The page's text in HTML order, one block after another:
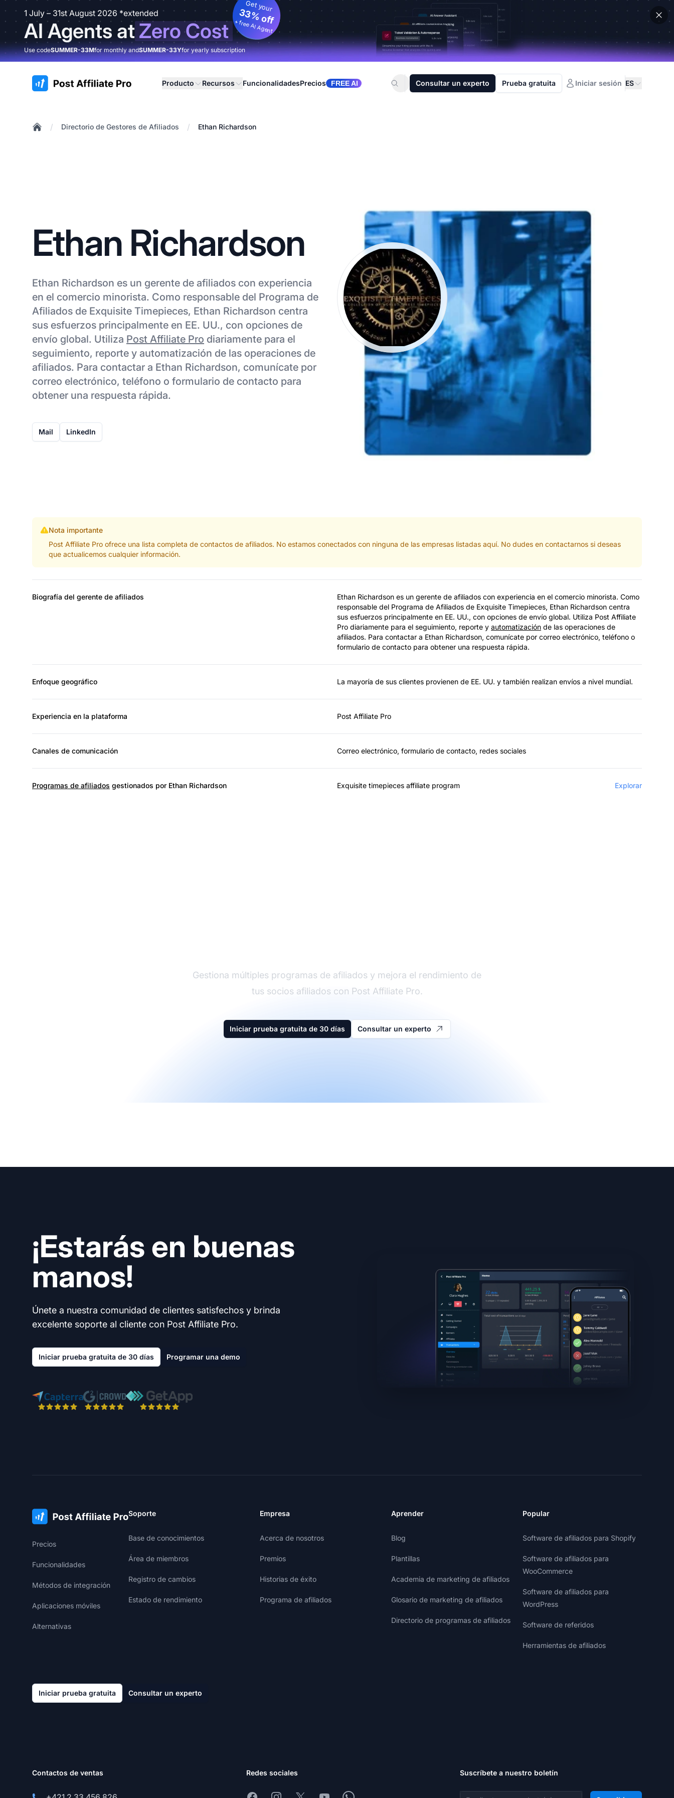
1 July – 31st August 2026 *extended
AI Agents atZero Cost
Get your
33% off
+ free AI Agent
Use codeSUMMER-33Mfor monthly andSUMMER-33Yfor yearly subscription
:site.title Producto Recursos FuncionalidadesPrecios FREE AI Consultar un experto Prueba gratuita Iniciar sesión ES
/ Directorio de Gestores de Afiliados / Ethan Richardson
Ethan Richardson
Ethan Richardson es un gerente de afiliados con experiencia
en el comercio minorista. Como responsable del Programa de
Afiliados de Exquisite Timepieces, Ethan Richardson centra
sus esfuerzos principalmente en EE. UU., con opciones de
envío global. Utiliza Post Affiliate Pro diariamente para el
seguimiento, reporte y automatización de las operaciones de
afiliados. Para contactar a Ethan Richardson, comunícate por
correo electrónico, teléfono o formulario de contacto para
obtener una respuesta rápida.
Mail LinkedIn
Nota importante
Post Affiliate Pro ofrece una lista completa de contactos de afiliados. No estamos conectados con ninguna de las empresas listadas aquí. No dudes en contactarnos si deseas
que actualicemos cualquier información.
Biografía del gerente de afiliados
Ethan Richardson es un gerente de afiliados con experiencia en el comercio minorista. Como
responsable del Programa de Afiliados de Exquisite Timepieces, Ethan Richardson centra
sus esfuerzos principalmente en EE. UU., con opciones de envío global. Utiliza Post Affiliate
Pro diariamente para el seguimiento, reporte y automatización de las operaciones de
afiliados. Para contactar a Ethan Richardson, comunícate por correo electrónico, teléfono o
formulario de contacto para obtener una respuesta rápida.
Enfoque geográfico La mayoría de sus clientes provienen de EE. UU. y también realizan envíos a nivel mundial.
Experiencia en la plataforma Post Affiliate Pro
Canales de comunicación Correo electrónico, formulario de contacto, redes sociales
Programas de afiliados gestionados por Ethan Richardson Exquisite timepieces affiliate program Explorar
Gestiona múltiples programas de afiliados y mejora el rendimiento de
tus socios afiliados con Post Affiliate Pro.
Iniciar prueba gratuita de 30 días Consultar un experto
¡Estarás en buenas
manos!
Únete a nuestra comunidad de clientes satisfechos y brinda
excelente soporte al cliente con Post Affiliate Pro.
Iniciar prueba gratuita de 30 días Programar una demo
Precios
Funcionalidades
Métodos de integración
Aplicaciones móviles
Alternativas
Soporte
Base de conocimientos
Área de miembros
Registro de cambios
Estado de rendimiento
Empresa
Acerca de nosotros
Premios
Historias de éxito
Programa de afiliados
Aprender
Blog
Plantillas
Academia de marketing de afiliados
Glosario de marketing de afiliados
Directorio de programas de afiliados
Popular
Software de afiliados para Shopify
Software de afiliados para
WooCommerce
Software de afiliados para
WordPress
Software de referidos
Herramientas de afiliados
Iniciar prueba gratuita Consultar un experto
Contactos de ventas Redes sociales Suscríbete a nuestro boletín